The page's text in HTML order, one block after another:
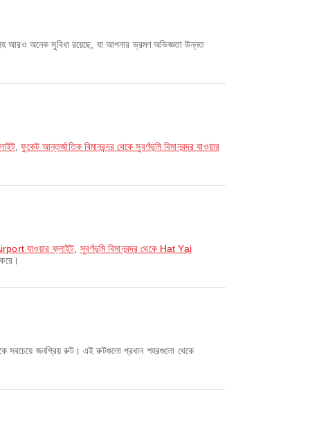
সহ আরও অনেক সুবিধা রয়েছে, যা আপনার ভ্রমণ অভিজ্ঞতা উন্নত
,ফুকেট আন্তর্জাতিক বিমানবন্দর থেকে সুবর্ণভূমি বিমানবন্দর যাওয়ার
যাওয়ার ফ্লাইট সুবর্ণভূমি বিমানবন্দর থেকে Hat Yai
সবচেয়ে জনপ্রিয় রুট। এই রুটগুলো প্রধান শহরগুলো থেকে